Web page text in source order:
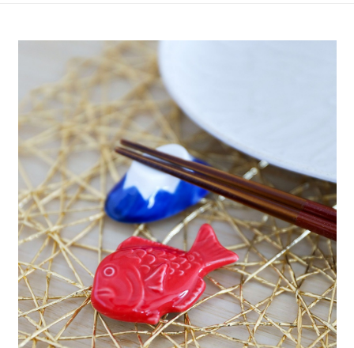
1.分期款項不併入電信帳單，「大哥付你分期」於每月結算日後寄送繳費提
2.透過簡訊連結打開帳單後，可選擇「超商條碼／台灣大直營門市／銀行轉
帳／街口支付／iPASS MONEY」等通路繳費。
【注意事項】
1.本服務係由「台灣大哥大股份有限公司」（以下簡稱本公司）所提供，讓
用戶於交易時，得透過本服務購買商品或服務，並由商店將買賣／分期付款
買賣價金債權讓與本公司後，依約使用本公司帳單繳交帳款。
2.基於同意付款使用「大哥付你分期」之契約關係目的，商店將以您的個人
資料（包含姓名、電話或地址）提供予台灣大哥大進項蒐集、處理及利用，
由本公司與您本人進行分期帳單所需資料之確認、核對及更正。
3.完整用戶服務條款，請詳閱以下連結：https://oppay.tw/userRule
【「AFTEE先享後付」結帳流程】
１．於結帳方式選擇「AFTEE先享後付」後，將跳轉至「AFTEE先享後付」
結帳頁面，進行簡訊認證並確認金額後，即可完成結帳。
２．訂單成立數日內，您將收到繳費通知簡訊。
３．收到繳費通知簡訊後14天內，點擊此簡訊中的連結，可透過四大超商／
ATM／網路銀行／等多元方式進行付款，方視為交易完成。
※ 請注意：結帳手續完成當下不需立刻繳費，但若您需要取消訂單，請聯絡
購買商品的店家。未經商家同意取消之訂單仍視為有效，需透過AFTEE先享
後付繳納相關費用。
※ 交易是否成功請以「AFTEE先享後付 」之結帳頁面顯示為準，若有關於
是否繳費成功／繳費後需取消欲退款等相關疑問，請聯繫「AFTEE先享後付
客戶支援中心」https://netprotections.freshdesk.com/support/home
【注意事項】
１．透過由恩沛科技股份有限公司提供之「AFTEE先享後付」服務完成之交
易，需依本服務之必要範圍內提供個人資料，並將交易相關給付款項請求債
權轉讓予恩沛科技股份有限公司。
２．關於個人資料處理事宜，請瀏覽以下網址：https://aftee.tw/terms/#terms3
３．未成年的使用者請事先徵得法定代理人或監護人之同意方可使用
「AFTEE先享後付」，若未經同意申辦者引起之損失，本公司不負相關責
任。
付款後 全家取貨
每筆NT$80，滿NT$888(含以上)免運費
7-11 取貨付款
每筆NT$80，滿NT$1,500(含以上)免運費
付款後 7-11取貨
每筆NT$80，滿NT$1,500(含以上)免運費
宅配
每筆NT$80，滿NT$1,500(含以上)免運費